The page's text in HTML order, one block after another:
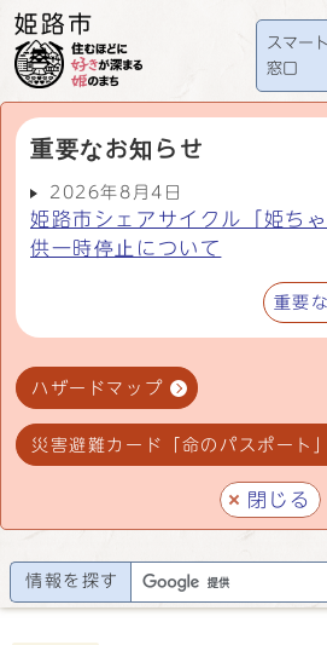
スマート
窓口
重要なお知らせ
2026年8月4日
姫路市シェアサイクル「姫ち
供一時停止について
重要
ハザードマップ
災害避難カード「命のパスポート」
閉じる
情報を探す